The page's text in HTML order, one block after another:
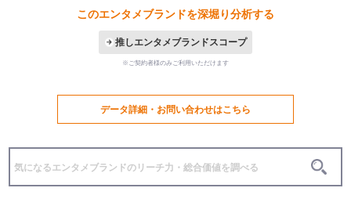
このエンタメブランドを深堀り分析する
推しエンタメブランドスコープ
※ご契約者様のみご利用いただけます
データ詳細・お問い合わせはこちら